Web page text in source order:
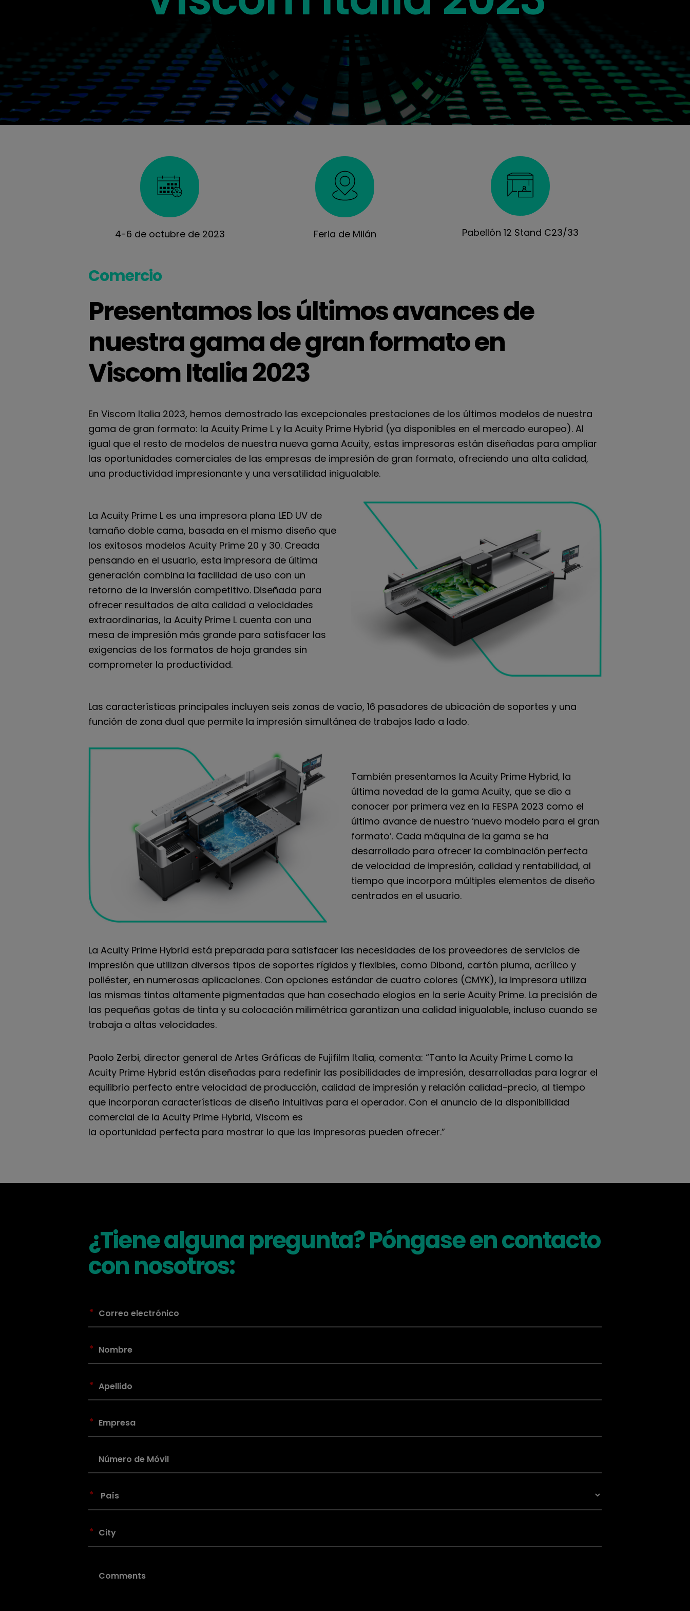
4-6 de octubre de 2023 Feria de Milán Pabellón 12 Stand C23/33
Comercio
Presentamos los últimos avances de
nuestra gama de gran formato en
Viscom Italia 2023
En Viscom Italia 2023, hemos demostrado las excepcionales prestaciones de los últimos modelos de nuestra
gama de gran formato: la Acuity Prime L y la Acuity Prime Hybrid (ya disponibles en el mercado europeo). Al
igual que el resto de modelos de nuestra nueva gama Acuity, estas impresoras están diseñadas para ampliar
las oportunidades comerciales de las empresas de impresión de gran formato, ofreciendo una alta calidad,
una productividad impresionante y una versatilidad inigualable.
La Acuity Prime L es una impresora plana LED UV de
tamaño doble cama, basada en el mismo diseño que
los exitosos modelos Acuity Prime 20 y 30. Creada
pensando en el usuario, esta impresora de última
generación combina la facilidad de uso con un
retorno de la inversión competitivo. Diseñada para
ofrecer resultados de alta calidad a velocidades
extraordinarias, la Acuity Prime L cuenta con una
mesa de impresión más grande para satisfacer las
exigencias de los formatos de hoja grandes sin
comprometer la productividad.
Las características principales incluyen seis zonas de vacío, 16 pasadores de ubicación de soportes y una
función de zona dual que permite la impresión simultánea de trabajos lado a lado.
También presentamos la Acuity Prime Hybrid, la
última novedad de la gama Acuity, que se dio a
conocer por primera vez en la FESPA 2023 como el
último avance de nuestro ‘nuevo modelo para el gran
formato’. Cada máquina de la gama se ha
desarrollado para ofrecer la combinación perfecta
de velocidad de impresión, calidad y rentabilidad, al
tiempo que incorpora múltiples elementos de diseño
centrados en el usuario.
La Acuity Prime Hybrid está preparada para satisfacer las necesidades de los proveedores de servicios de
impresión que utilizan diversos tipos de soportes rígidos y flexibles, como Dibond, cartón pluma, acrílico y
poliéster, en numerosas aplicaciones. Con opciones estándar de cuatro colores (CMYK), la impresora utiliza
las mismas tintas altamente pigmentadas que han cosechado elogios en la serie Acuity Prime. La precisión de
las pequeñas gotas de tinta y su colocación milimétrica garantizan una calidad inigualable, incluso cuando se
trabaja a altas velocidades.
Paolo Zerbi, director general de Artes Gráficas de Fujifilm Italia, comenta: “Tanto la Acuity Prime L como la
Acuity Prime Hybrid están diseñadas para redefinir las posibilidades de impresión, desarrolladas para lograr el
equilibrio perfecto entre velocidad de producción, calidad de impresión y relación calidad-precio, al tiempo
que incorporan características de diseño intuitivas para el operador. Con el anuncio de la disponibilidad
comercial de la Acuity Prime Hybrid, Viscom es
la oportunidad perfecta para mostrar lo que las impresoras pueden ofrecer.”
¿Tiene alguna pregunta? Póngase en contacto
con nosotros:
*
*
*
*
*
*